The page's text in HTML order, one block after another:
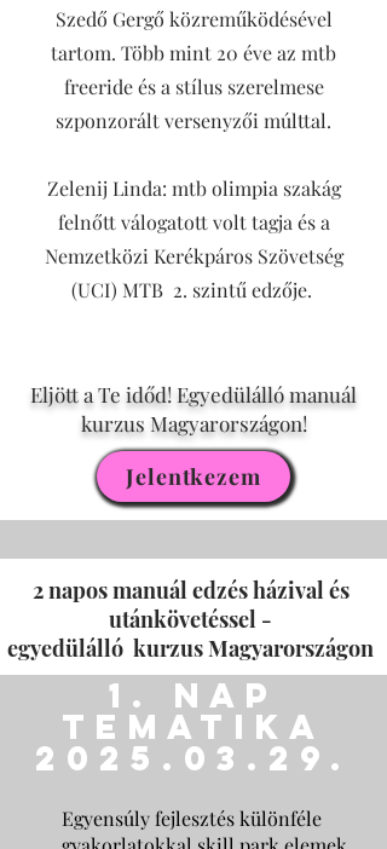
Szedő Gergő közreműködésével
tartom. Több mint 20 éve az mtb
freeride és a stílus szerelmese
szponzorált versenyzői múlttal.
Zelenij Linda: mtb olimpia szakág
felnőtt válogatott volt tagja és a
Nemzetközi Kerékpáros Szövetség
(UCI) MTB 2. szintű edzője.
Eljött a Te időd! Egyedülálló manuál
kurzus Magyarországon!
Jelentkezem
2 napos manuál edzés házival és
utánkövetéssel -
egyedülálló kurzus Magyarországon
1. nap
Tematika
2025.03.29.
Egyensúly fejlesztés különféle